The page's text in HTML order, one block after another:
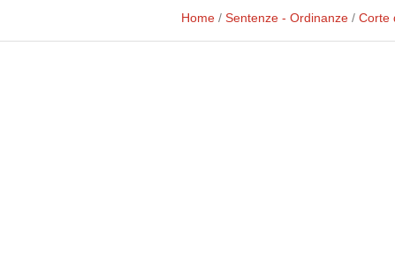
Home / Sentenze - Ordinanze / Corte